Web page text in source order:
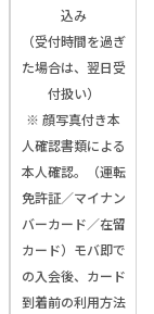
込み
（受付時間を過ぎ
た場合は、翌日受
付扱い）
※ 顔写真付き本
人確認書類による
本人確認。（運転
免許証／マイナン
バーカード／在留
カード）モバ即で
の入会後、カード
到着前の利用方法